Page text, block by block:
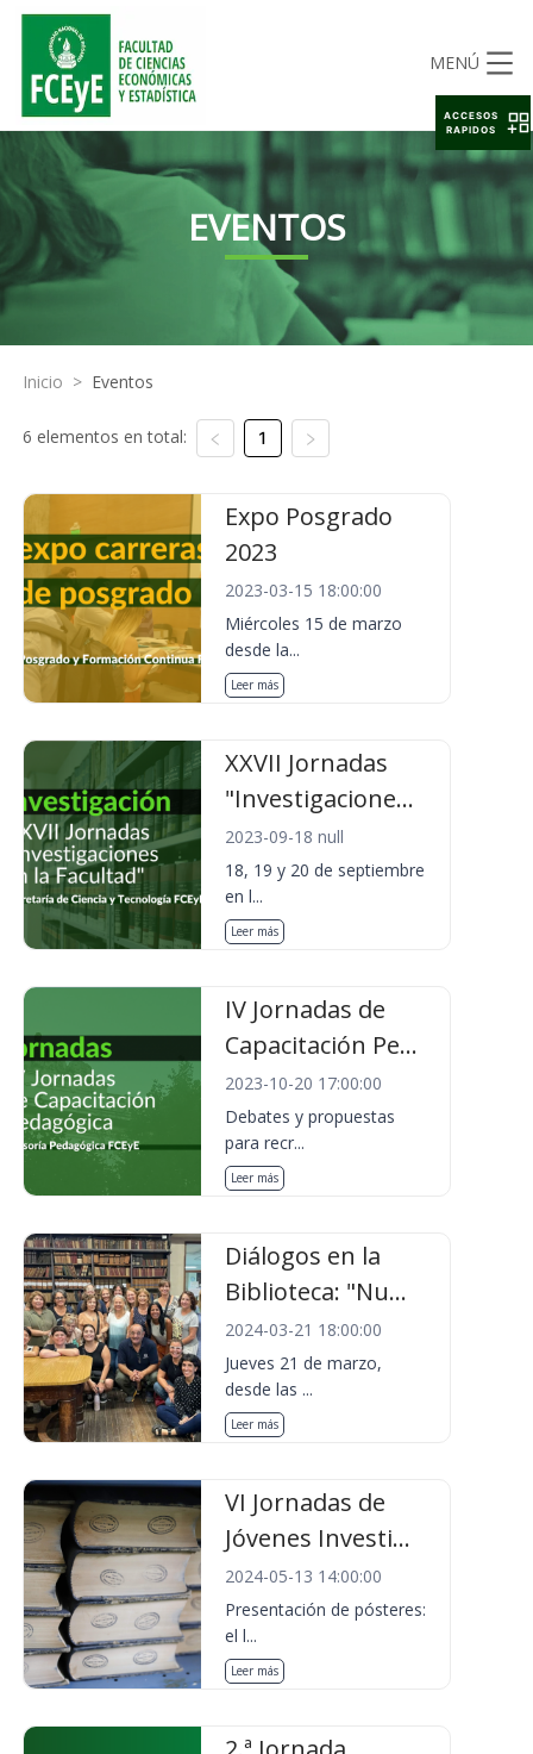
MENÚ
EVENTOS
Inicio > Eventos
6 elementos en total: 1
Expo Posgrado
2023
2023-03-15 18:00:00
Miércoles 15 de marzo
desde la...
Leer más
XXVII Jornadas
"Investigacione...
2023-09-18 null
18, 19 y 20 de septiembre
en l...
Leer más
IV Jornadas de
Capacitación Pe...
2023-10-20 17:00:00
Debates y propuestas
para recr...
Leer más
Diálogos en la
Biblioteca: "Nu...
2024-03-21 18:00:00
Jueves 21 de marzo,
desde las ...
Leer más
VI Jornadas de
Jóvenes Investi...
2024-05-13 14:00:00
Presentación de pósteres:
el l...
Leer más
ACCESOS
RAPIDOS